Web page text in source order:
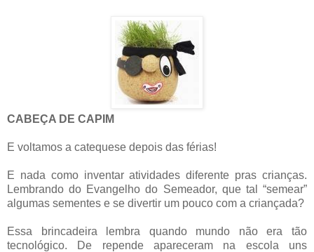
CABEÇA DE CAPIM
E voltamos a catequese depois das férias!
E nada como inventar atividades diferente pras crianças.
Lembrando do Evangelho do Semeador, que tal “semear”
algumas sementes e se divertir um pouco com a criançada?
Essa brincadeira lembra quando mundo não era tão
tecnológico. De repende apareceram na escola uns